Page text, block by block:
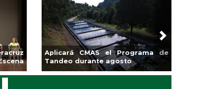
de Xalapa
Coatzacoalcos impulsa la
halterofilia con la Copa Coyote
2026
Next